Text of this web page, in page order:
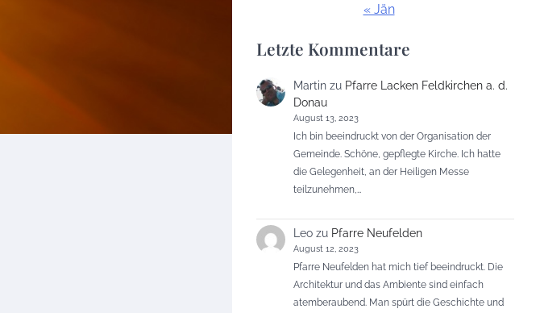
« Jän
Letzte Kommentare
Martin zu Pfarre Lacken Feldkirchen a. d.
Donau
August 13, 2023
Ich bin beeindruckt von der Organisation der
Gemeinde. Schöne, gepflegte Kirche. Ich hatte
die Gelegenheit, an der Heiligen Messe
teilzunehmen,…
Leo zu Pfarre Neufelden
August 12, 2023
Pfarre Neufelden hat mich tief beeindruckt. Die
Architektur und das Ambiente sind einfach
atemberaubend. Man spürt die Geschichte und